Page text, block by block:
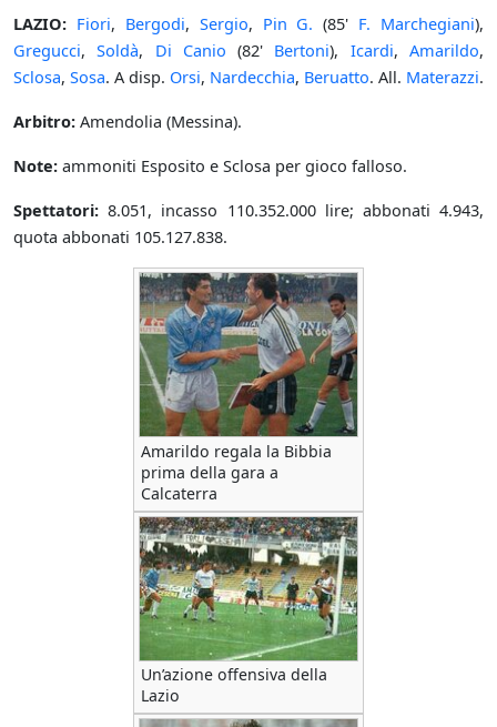
LAZIO: Fiori, Bergodi, Sergio, Pin G. (85' F. Marchegiani),
Gregucci,Soldà, Di Canio (82' Bertoni), Icardi,Amarildo,
Sclosa, Sosa. A disp. Orsi, Nardecchia, Beruatto. All. Materazzi.
Arbitro: Amendolia (Messina).
Note: ammoniti Esposito e Sclosa per gioco falloso.
Spettatori: 8.051, incasso 110.352.000 lire; abbonati 4.943,
quota abbonati 105.127.838.
Amarildo regala la Bibbia
prima della gara a
Calcaterra
Un’azione offensiva della
Lazio